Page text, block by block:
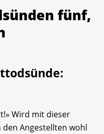
fünf,
Wird mit dieser
Angestellten wohl